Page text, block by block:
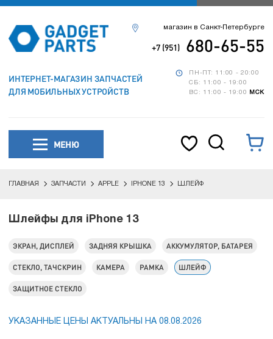
ИНТЕРНЕТ-МАГАЗИН ЗАПЧАСТЕЙ
ДЛЯ МОБИЛЬНЫХ УСТРОЙСТВ
ПН-ПТ: 11:00 - 20:00
СБ: 11:00 - 19:00
ВС: 11:00 - 19:00
МСК
магазин в Санкт-Петербурге
+7 (951) 680-65-55
МЕНЮ
ГЛАВНАЯ ЗАПЧАСТИ APPLE IPHONE 13 ШЛЕЙФ
Шлейфы для iPhone 13
ЭКРАН, ДИСПЛЕЙ ЗАДНЯЯ КРЫШКА АККУМУЛЯТОР, БАТАРЕЯ
СТЕКЛО, ТАЧСКРИН КАМЕРА РАМКА ШЛЕЙФ
ЗАЩИТНОЕ СТЕКЛО
УКАЗАННЫЕ ЦЕНЫ АКТУАЛЬНЫ НА 08.08.2026